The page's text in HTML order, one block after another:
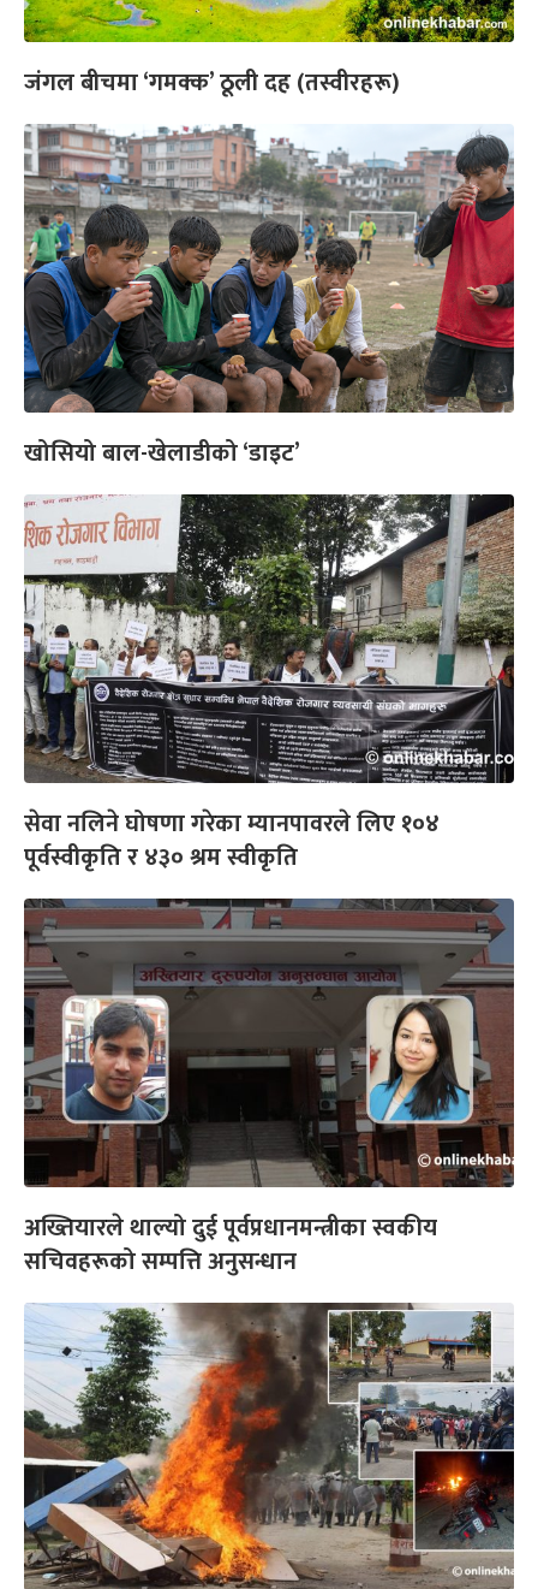
जंगल बीचमा ‘गमक्क’ ठूली दह (तस्वीरहरू)
खोसियो बाल-खेलाडीको ‘डाइट’
सेवा नलिने घोषणा गरेका म्यानपावरले लिए १०४
पूर्वस्वीकृति र ४३० श्रम स्वीकृति
अख्तियारले थाल्यो दुई पूर्वप्रधानमन्त्रीका स्वकीय
सचिवहरूको सम्पत्ति अनुसन्धान